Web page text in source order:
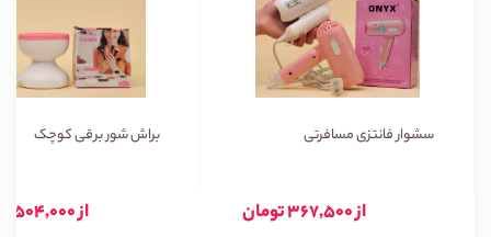
سشوار فانتزی مسافرتی
از 367,500 تومان
براش شور برقی کوچک
از 504,000 تومان